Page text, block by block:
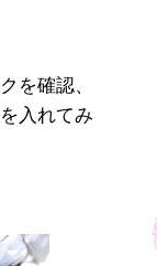
を確認、
入れてみ